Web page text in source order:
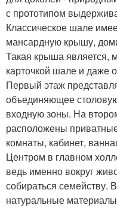
с прототипом
Классическое шале
мансардную крышу,
Такая крыша является,
карточкой шале и даже
Первый этаж
объединяющее
входную зоны. На
расположены
комнаты, кабинет,
Центром в главном
ведь именно вокруг
собираться семейству.
натуральные